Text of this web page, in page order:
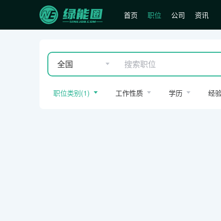
首页 职位 公司 资讯
全国
职位类别(1) 工作性质 学历 经